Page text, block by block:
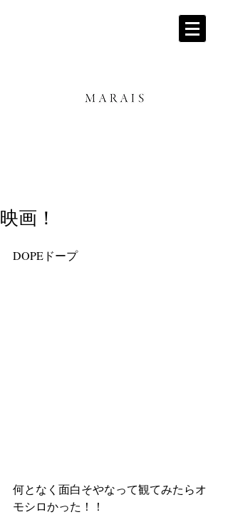
映画！
DOPEドープ
何となく面白そやなって観てみたらオ
モシロかった！！